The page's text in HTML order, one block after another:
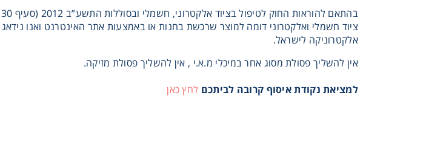
ציוד חשמלי ואלקטרוני דומה למוצר שרכשת בחנות או באמצעות אתר האינטרנט ואנו
אלקטרוניקה לישראל.
אין להשליך פסולת מסוג אחר במיכלי מ.א.י , אין להשליך פסולת מזיקה.
למציאת נקודת איסוף קרובה לביתכם לחץ כאן